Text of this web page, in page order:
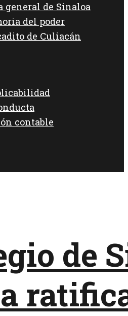
general de Sinaloa
del poder
de Culiacán
contable
de